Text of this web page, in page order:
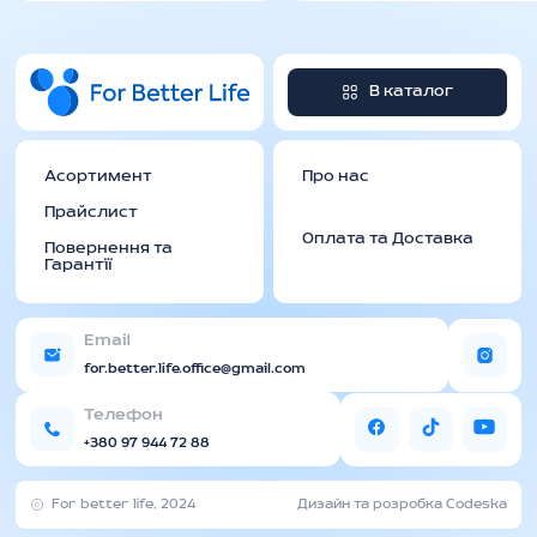
В каталог
Асортимент
Прайслист
Повернення та
Гарантії
Про нас
Оплата та Доставка
Email
for.better.life.office@gmail.com
Телефон
+380 97 944 72 88
For better life, 2024 Дизайн та розробка Codeska